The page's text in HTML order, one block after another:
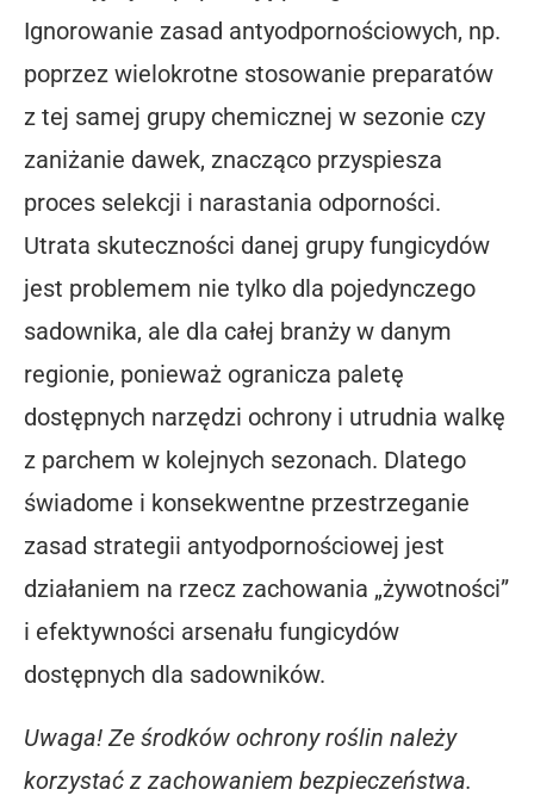
Ignorowanie zasad antyodpornościowych, np.
poprzez wielokrotne stosowanie preparatów
z tej samej grupy chemicznej w sezonie czy
zaniżanie dawek, znacząco przyspiesza
proces selekcji i narastania odporności.
Utrata skuteczności danej grupy fungicydów
jest problemem nie tylko dla pojedynczego
sadownika, ale dla całej branży w danym
regionie, ponieważ ogranicza paletę
dostępnych narzędzi ochrony i utrudnia walkę
z parchem w kolejnych sezonach. Dlatego
świadome i konsekwentne przestrzeganie
zasad strategii antyodpornościowej jest
działaniem na rzecz zachowania „żywotności”
i efektywności arsenału fungicydów
dostępnych dla sadowników.
Uwaga! Ze środków ochrony roślin należy
korzystać z zachowaniem bezpieczeństwa.